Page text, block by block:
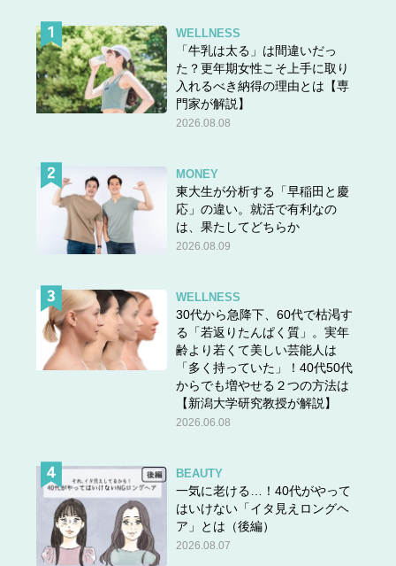
WELLNESS
「牛乳は太る」は間違いだっ
た？更年期女性こそ上手に取り
入れるべき納得の理由とは【専
門家が解説】
2026.08.08
MONEY
東大生が分析する「早稲田と慶
応」の違い。就活で有利なの
は、果たしてどちらか
2026.08.09
WELLNESS
30代から急降下、60代で枯渇す
る「若返りたんぱく質」。実年
齢より若くて美しい芸能人は
「多く持っていた」！40代50代
からでも増やせる２つの方法は
【新潟大学研究教授が解説】
2026.06.08
BEAUTY
一気に老ける…！40代がやって
はいけない「イタ見えロングヘ
ア」とは（後編）
2026.08.07